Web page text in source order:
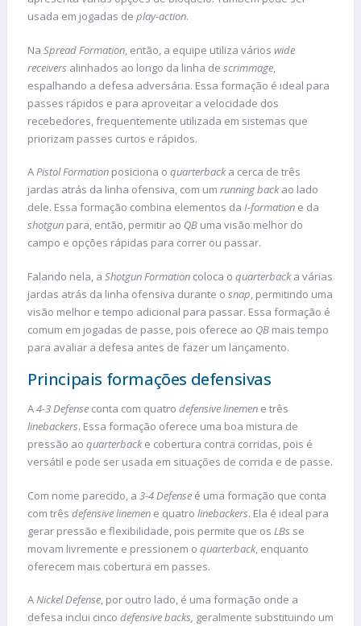
usada em jogadas de play-action.
Na Spread Formation, então, a equipe utiliza vários wide
receivers alinhados ao longo da linha de scrimmage,
espalhando a defesa adversária. Essa formação é ideal para
passes rápidos e para aproveitar a velocidade dos
recebedores, frequentemente utilizada em sistemas que
priorizam passes curtos e rápidos.
APistol Formation posiciona o quarterbacka cerca de três
jardas atrás da linha ofensiva, com um running backao lado
dele. Essa formação combina elementos da I-formation e da
shotgun para, então, permitir ao QB uma visão melhor do
campo e opções rápidas para correr ou passar.
Falando nela, a Shotgun Formation coloca o quarterbacka várias
jardas atrás da linha ofensiva durante o snap, permitindo uma
visão melhor e tempo adicional para passar. Essa formação é
comum em jogadas de passe, pois oferece ao QB mais tempo
para avaliar a defesa antes de fazer um lançamento.
Principais formações defensivas
A4-3 Defense conta com quatro defensive linemen e três
linebackers. Essa formação oferece uma boa mistura de
pressão ao quarterbacke cobertura contra corridas, pois é
versátil e pode ser usada em situações de corrida e de passe.
Com nome parecido, a 3-4 Defense é uma formação que conta
com três defensive linemen e quatro linebackers. Ela é ideal para
gerar pressão e flexibilidade, pois permite que os LBs se
movam livremente e pressionem o quarterback, enquanto
oferecem mais cobertura em passes.
ANickel Defense, por outro lado, é uma formação onde a
defesa inclui cinco defensive backs, geralmente substituindo um